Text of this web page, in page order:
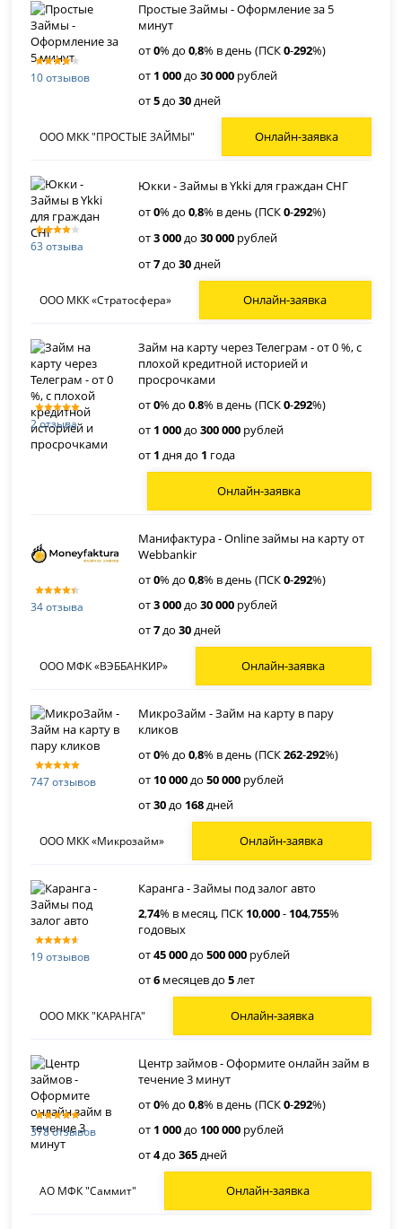
10 отзывов
Простые Займы - Оформление за 5
минут
от0% до0,8% в день (ПСК0-292%)
от 1 000до30 000 рублей
от5до30дней
ООО МКК "ПРОСТЫЕ ЗАЙМЫ" Онлайн-заявка
63 отзыва
Юкки - Займы в Ykki для граждан СНГ
от0% до0,8% в день (ПСК0-292%)
от3 000до30 000 рублей
от7до30дней
ООО МКК «Стратосфера» Онлайн-заявка
2 отзыва
Займ на карту через Телеграм - от 0 %, с
плохой кредитной историей и
просрочками
от0% до0.8% в день (ПСК0-292%)
от 1 000до300 000 рублей
от 1 дня до 1 года
Онлайн-заявка
34 отзыва
Манифактура - Online займы на карту от
Webbankir
от0% до0,8% в день (ПСК0-292%)
от3 000до30 000 рублей
от7до30дней
ООО МФК «ВЭББАНКИР» Онлайн-заявка
747 отзывов
МикроЗайм - Займ на карту в пару
кликов
от0% до0,8% в день (ПСК262-292%)
от 10 000до50 000 рублей
от30до 168дней
ООО МКК «Микрозайм» Онлайн-заявка
19 отзывов
Каранга - Займы под залог авто
2,74% в месяц, ПСК 10,000- 104,755%
годовых
от45 000до500 000 рублей
от6 месяцев до5лет
ООО МКК "КАРАНГА" Онлайн-заявка
378 отзывов
Центр займов - Оформите онлайн займ в
течение 3 минут
от0% до0,8% в день (ПСК0-292%)
от 1 000до 100 000 рублей
от4до365дней
АО МФК "Саммит" Онлайн-заявка